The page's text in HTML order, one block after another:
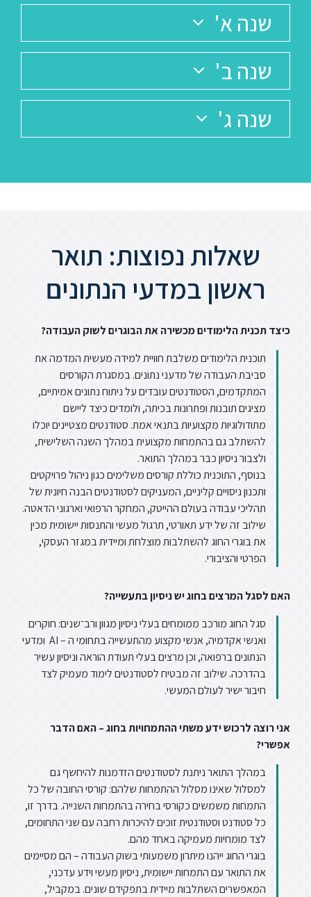
שנה א'
שנה ב'
שנה ג'
שאלות נפוצות: תואר
ראשון במדעי הנתונים
כיצד תכנית הלימודים מכשירה את הבוגרים לשוק העבודה?
תוכנית הלימודים משלבת חוויית למידה מעשית המדמה את
סביבת העבודה של מדעני נתונים. במסגרת הקורסים
המתקדמים, הסטודנטים עובדים על ניתוח נתונים אמיתיים,
מציגים תובנות ופתרונות בכיתה, ולומדים כיצד ליישם
מתודולוגיות מקצועיות בתנאי אמת. סטודנטים מצטיינים יוכלו
להשתלב גם בהתמחות מקצועית במהלך השנה השלישית,
ולצבור ניסיון כבר במהלך התואר.
בנוסף, התוכנית כוללת קורסים משלימים כגון ניהול פרויקטים
ותכנון ניסויים קליניים, המעניקים לסטודנטים הבנה חיונית של
תהליכי עבודה בעולם ההייטק, המחקר הרפואי וארגוני הדאטה.
שילוב זה של ידע תאורטי, תרגול מעשי והתנסות יישומית מכין
את בוגרי החוג להשתלבות מוצלחת ומיידית במגזר העסקי,
הפרטי והציבורי.
האם לסגל המרצים בחוג יש ניסיון בתעשייה?
סגל החוג מורכב ממומחים בעלי ניסיון מגוון ורב־שנים: חוקרים
ואנשי אקדמיה, אנשי מקצוע מהתעשייה בתחומי ה – AI ומדעי
הנתונים ברפואה, וכן מרצים בעלי תעודת הוראה וניסיון עשיר
בהדרכה. שילוב זה מבטיח לסטודנטים לימוד מעמיק לצד
חיבור ישיר לעולם המעשי.
אני רוצה לרכוש ידע משתי ההתמחויות בחוג – האם הדבר
אפשרי?
במהלך התואר ניתנת לסטודנטים הזדמנות להיחשף גם
למסלול שאינו מסלול ההתמחות שלהם: קורסי החובה של כל
התמחות משמשים כקורסי בחירה בהתמחות השנייה. בדרך זו,
כל סטודנט וסטודנטית זוכים להיכרות רחבה עם שני התחומים,
לצד מומחיות מעמיקה באחד מהם.
בוגרי החוג ייהנו מיתרון משמעותי בשוק העבודה – הם מסיימים
את התואר עם התמחות יישומית, ניסיון מעשי וידע עדכני,
המאפשרים השתלבות מיידית בתפקידם שונים. במקביל,